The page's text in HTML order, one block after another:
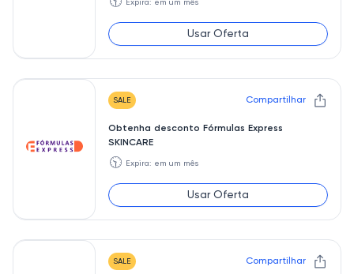
Expira: em um mês
Usar Oferta
SALE Compartilhar
Obtenha desconto Fórmulas Express
SKINCARE
🕥 Expira: em um mês
Usar Oferta
SALE Compartilhar